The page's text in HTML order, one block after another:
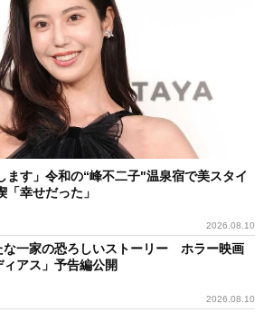
ます」令和の“峰不二子"温泉宿で美スタイ
幸せだった」
2026.08.10
な一家の恐ろしいストーリー ホラー映画
ィアス」予告編公開
2026.08.10